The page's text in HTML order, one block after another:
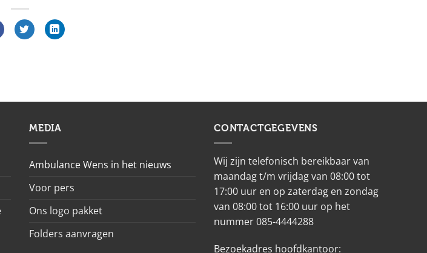
MEDIA
Ambulance Wens in het nieuws
Voor pers
Ons logo pakket
Folders aanvragen
CONTACTGEGEVENS
Wij zijn telefonisch bereikbaar van
maandag t/m vrijdag van 08:00 tot
17:00 uur en op zaterdag en zondag
van 08:00 tot 16:00 uur op het
nummer 085-4444288
Bezoekadres hoofdkantoor: